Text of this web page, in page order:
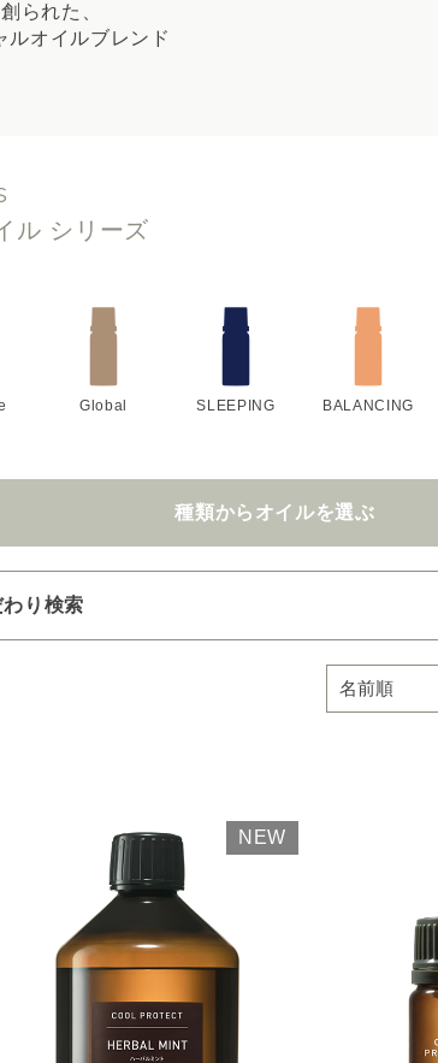
られた、
ルオイルブレンド
ル シリーズ
Global SLEEPING BALANCING
種類からオイルを選ぶ
り検索
ます。選択するたびに絞り込まれていき、項目内での
ブランチ・スティック専用オイル
眠り ビューティ
NEW